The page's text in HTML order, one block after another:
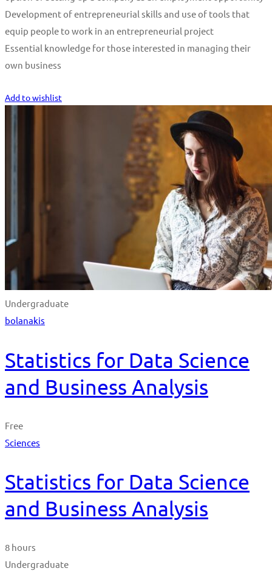
Development of entrepreneurial skills and use of tools that
equip people to work in an entrepreneurial project
Essential knowledge for those interested in managing their
own business
Add to wishlist
Undergraduate
bolanakis
Statistics for Data Science
and Business Analysis
Free
Sciences
Statistics for Data Science
and Business Analysis
8 hours
Undergraduate